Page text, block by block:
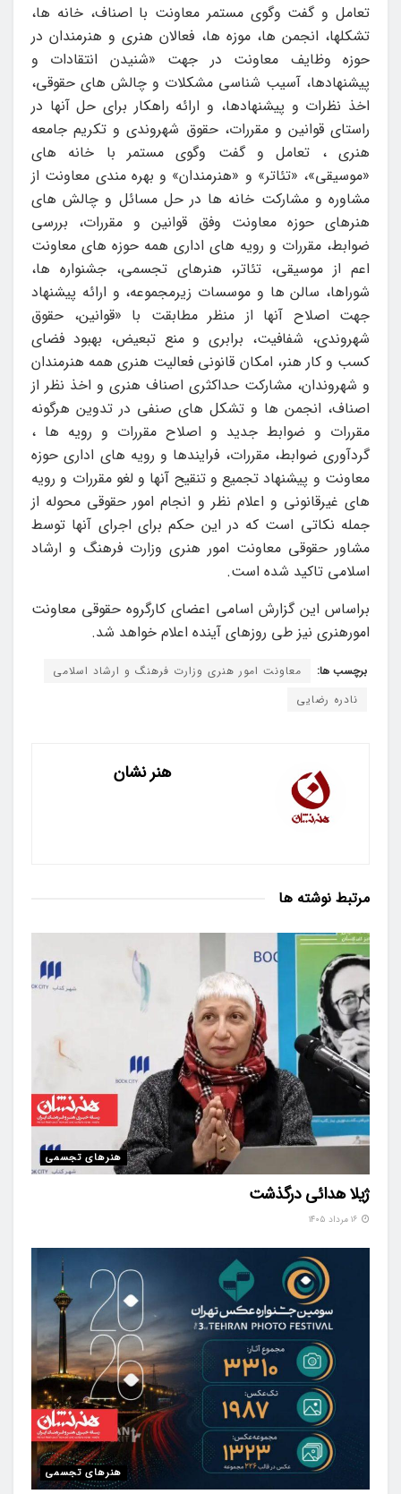
تعامل و گفت‌ وگوی مستمر معاونت با اصناف، خانه ها،
تشکلها، انجمن ها، موزه ها، فعالان هنری و هنرمندان در
حوزه وظایف معاونت در جهت «شنیدن انتقادات و
پیشنهادها، آسیب شناسی مشکلات و چالش های حقوقی،
اخذ نظرات و پیشنهادها، و ارائه راهکار برای حل آنها در
راستای قوانین و مقررات، حقوق شهروندی و تکریم جامعه
هنری ، تعامل و گفت‌ وگوی مستمر با خانه های
«موسیقی»، «تئاتر» و «هنرمندان» و بهره مندی معاونت از
مشاوره و مشارکت خانه ها در حل مسائل و چالش های
هنرهای حوزه معاونت وفق قوانین و مقررات، بررسی
ضوابط، مقررات و رویه های اداری همه حوزه های معاونت
اعم از موسیقی، تئاتر، هنرهای تجسمی، جشنواره ها،
شوراها، سالن ها و موسسات زیرمجموعه، و ارائه پیشنهاد
جهت اصلاح آنها از منظر مطابقت با «قوانین، حقوق
شهروندی، شفافیت، برابری و منع تبعیض، بهبود فضای
کسب و کار هنر، امکان قانونی فعالیت هنری همه هنرمندان
و شهروندان، مشارکت حداکثری اصناف هنری و اخذ نظر از
اصناف، انجمن ها و تشکل های صنفی در تدوین هرگونه
مقررات و ضوابط جدید و اصلاح مقررات و رویه ها ،
گردآوری ضوابط، مقررات، فرایندها و رویه های اداری حوزه
معاونت و پیشنهاد تجمیع و تنقیح آنها و لغو مقررات و رویه
های غیرقانونی و اعلام نظر و انجام امور حقوقی محوله از
جمله نکاتی است که در این حکم برای اجرای آنها توسط
مشاور حقوقی معاونت امور هنری وزارت فرهنگ و ارشاد
اسلامی تاکید شده است.
براساس این گزارش اسامی اعضای کارگروه حقوقی معاونت
امورهنری نیز طی روزهای آینده اعلام خواهد شد.
برچسب ها:
معاونت امور هنری وزارت فرهنگ و ارشاد اسلامی
نادره رضایی
هنر نشان
مرتبط نوشته ها
هنرهای تجسمی
ژیلا هدائی درگذشت
هنرهای تجسمی